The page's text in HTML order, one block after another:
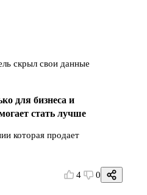
скрыл свои данные
для бизнеса и
стать лучше
которая продает
4 0